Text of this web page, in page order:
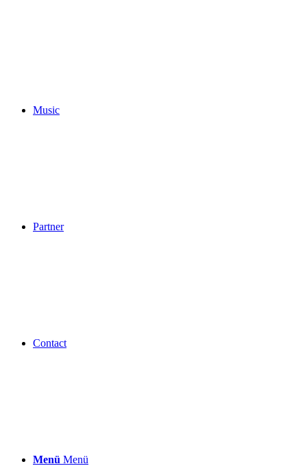
Music
Partner
Contact
Menü Menü